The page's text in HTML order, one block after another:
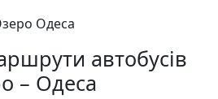
автобусів
– Одеса